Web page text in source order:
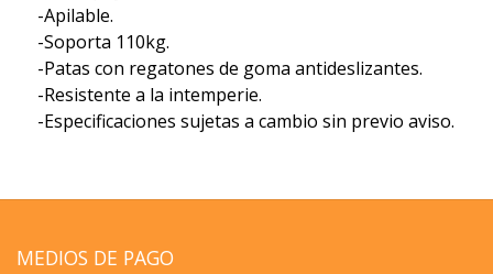
-Apilable.
-Soporta 110kg.
-Patas con regatones de goma antideslizantes.
-Resistente a la intemperie.
-Especificaciones sujetas a cambio sin previo aviso.
MEDIOS DE PAGO